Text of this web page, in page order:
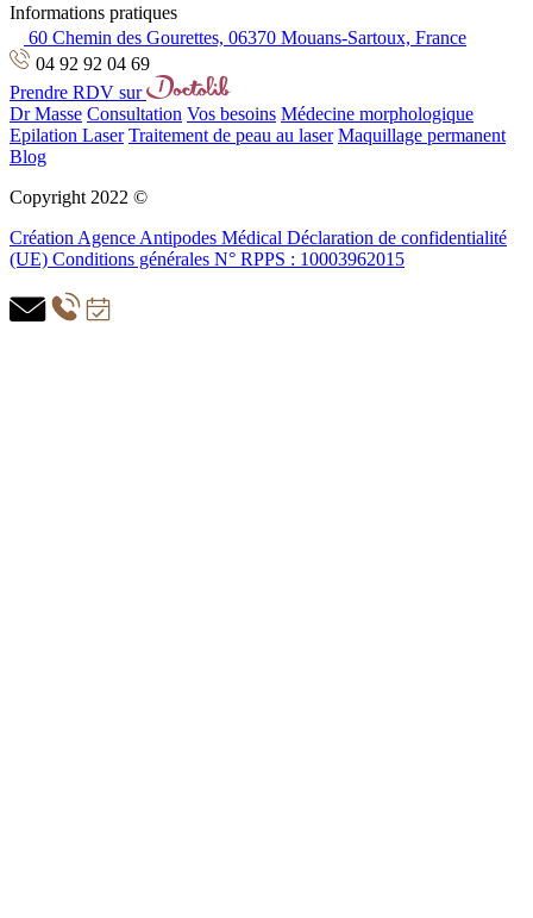
Informations pratiques
60 Chemin des Gourettes, 06370 Mouans-Sartoux, France
04 92 92 04 69
Prendre RDV sur
Dr Masse Consultation Vos besoins Médecine morphologique
Epilation Laser Traitement de peau au laser Maquillage permanent
Blog
Copyright 2022 ©
Création Agence Antipodes Médical Déclaration de confidentialité
(UE) Conditions générales N° RPPS : 10003962015